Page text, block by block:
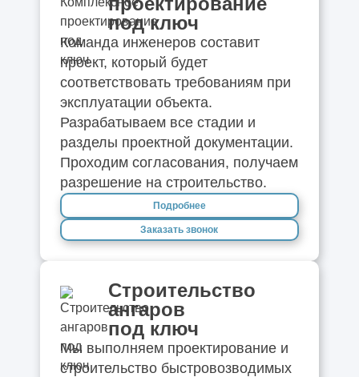
под ключ
Команда инженеров составит
проект, который будет
соответствовать требованиям при
эксплуатации объекта.
Разрабатываем все стадии и
разделы проектной документации.
Проходим согласования, получаем
разрешение на строительство.
Подробнее
Заказать звонок
Строительство
ангаров
под ключ
Мы выполняем проектирование и
строительство быстровозводимых